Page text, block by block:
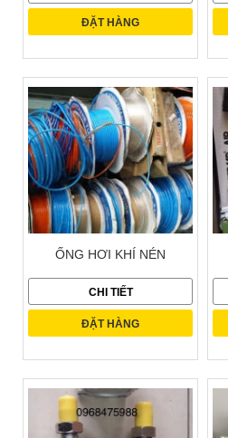
ĐẶT HÀNG
ỐNG HƠI KHÍ NÉN
CHI TIẾT
ĐẶT HÀNG